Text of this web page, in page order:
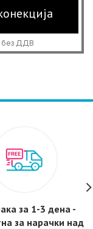
без ДДВ
за 1-3 дена -
за нарачки над